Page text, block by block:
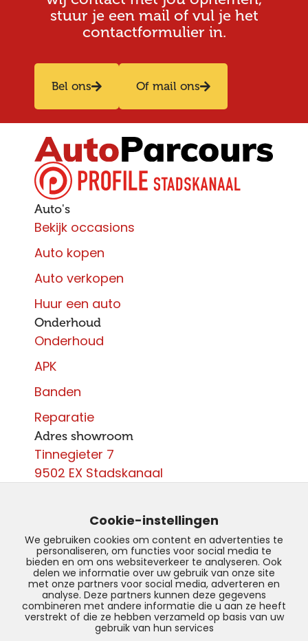
stuur je een mail of vul je het
contactformulier in.
Bel ons Of mail ons
Auto's
Bekijk occasions
Auto kopen
Auto verkopen
Huur een auto
Onderhoud
Onderhoud
APK
Banden
Reparatie
Adres showroom
Tinnegieter 7
9502 EX Stadskanaal
info@autoparcours.nl
Over ons
Vacatures
Cookie-instellingen
We gebruiken cookies om content en advertenties te
personaliseren, om functies voor social media te
bieden en om ons websiteverkeer te analyseren. Ook
delen we informatie over uw gebruik van onze site
met onze partners voor social media, adverteren en
analyse. Deze partners kunnen deze gegevens
combineren met andere informatie die u aan ze heeft
verstrekt of die ze hebben verzameld op basis van uw
gebruik van hun services